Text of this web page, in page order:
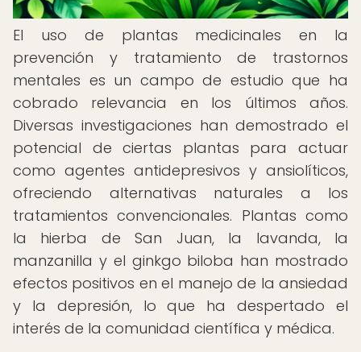
El uso de plantas medicinales en la
prevención y tratamiento de trastornos
mentales es un campo de estudio que ha
cobrado relevancia en los últimos años.
Diversas investigaciones han demostrado el
potencial de ciertas plantas para actuar
como agentes antidepresivos y ansiolíticos,
ofreciendo alternativas naturales a los
tratamientos convencionales. Plantas como
la hierba de San Juan, la lavanda, la
manzanilla y el ginkgo biloba han mostrado
efectos positivos en el manejo de la ansiedad
y la depresión, lo que ha despertado el
interés de la comunidad científica y médica.